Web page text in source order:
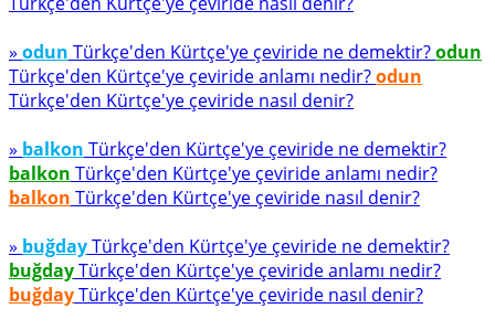
» odun Türkçe'den Kürtçe'ye çeviride ne demektir?odun
Türkçe'den Kürtçe'ye çeviride anlamı nedir?odun
Türkçe'den Kürtçe'ye çeviride nasıl denir?
» balkon Türkçe'den Kürtçe'ye çeviride ne demektir?
balkon Türkçe'den Kürtçe'ye çeviride anlamı nedir?
balkon Türkçe'den Kürtçe'ye çeviride nasıl denir?
» buğdayTürkçe'den Kürtçe'ye çeviride ne demektir?
buğdayTürkçe'den Kürtçe'ye çeviride anlamı nedir?
buğdayTürkçe'den Kürtçe'ye çeviride nasıl denir?